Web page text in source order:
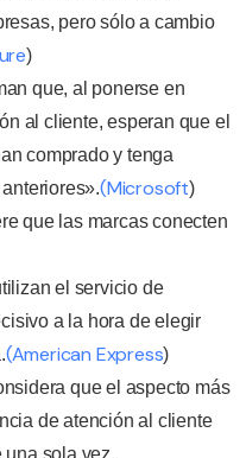
pero sólo a cambio
)
que, al ponerse en
al cliente, esperan que el
comprado y tenga
(Microsoft)
que las marcas conecten
el servicio de
a la hora de elegir
(American Express)
que el aspecto más
de atención al cliente
una sola vez,